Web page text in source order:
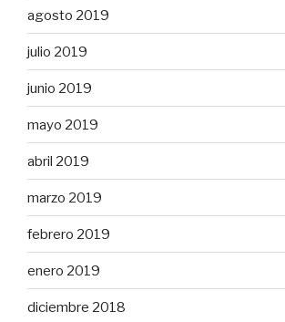
agosto 2019
julio 2019
junio 2019
mayo 2019
abril 2019
marzo 2019
febrero 2019
enero 2019
diciembre 2018